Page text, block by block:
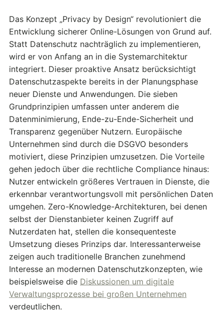
Das Konzept „Privacy by Design“ revolutioniert die
Entwicklung sicherer Online-Lösungen von Grund auf.
Statt Datenschutz nachträglich zu implementieren,
wird er von Anfang an in die Systemarchitektur
integriert. Dieser proaktive Ansatz berücksichtigt
Datenschutzaspekte bereits in der Planungsphase
neuer Dienste und Anwendungen. Die sieben
Grundprinzipien umfassen unter anderem die
Datenminimierung, Ende-zu-Ende-Sicherheit und
Transparenz gegenüber Nutzern. Europäische
Unternehmen sind durch die DSGVO besonders
motiviert, diese Prinzipien umzusetzen. Die Vorteile
gehen jedoch über die rechtliche Compliance hinaus:
Nutzer entwickeln größeres Vertrauen in Dienste, die
erkennbar verantwortungsvoll mit persönlichen Daten
umgehen. Zero-Knowledge-Architekturen, bei denen
selbst der Dienstanbieter keinen Zugriff auf
Nutzerdaten hat, stellen die konsequenteste
Umsetzung dieses Prinzips dar. Interessanterweise
zeigen auch traditionelle Branchen zunehmend
Interesse an modernen Datenschutzkonzepten, wie
beispielsweise die Diskussionen um digitale
Verwaltungsprozesse bei großen Unternehmen
verdeutlichen.